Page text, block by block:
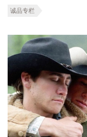
诚品专栏